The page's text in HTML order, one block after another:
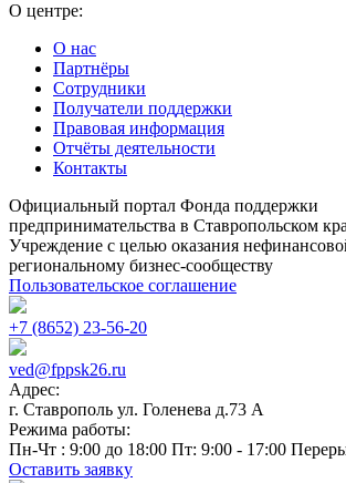
О центре:
О нас
Партнёры
Сотрудники
Получатели поддержки
Правовая информация
Отчёты деятельности
Контакты
Официальный портал Фонда поддержки
предпринимательства в Ставропольском
Учреждение с целью оказания
региональному бизнес-сообществу
Пользовательское соглашение
+7 (8652) 23-56-20
ved@fppsk26.ru
Адрес:
г. Ставрополь ул. Голенева д.73 A
Режима работы:
Пн-Чт : 9:00 до 18:00 Пт: 9:00 - 17:00
Оставить заявку